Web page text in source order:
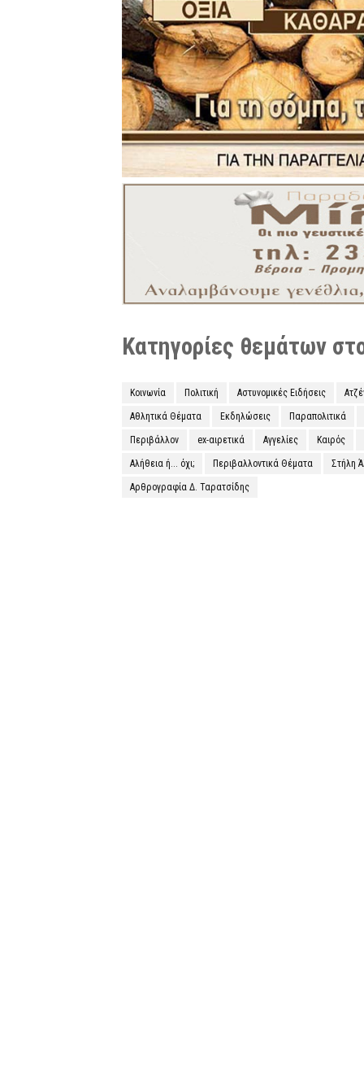
Κατηγορίες θεμάτων
Κοινωνία Πολιτική Αστυνομικές Ειδήσεις
Αθλητικά Θέματα Εκδηλώσεις Παραπολιτικά
Περιβάλλον ex-αιρετικά Αγγελίες Καιρός
Αλήθεια ή... όχι; Περιβαλλοντικά Θέματα Στήλη
Αρθρογραφία Δ. Ταρατσίδης